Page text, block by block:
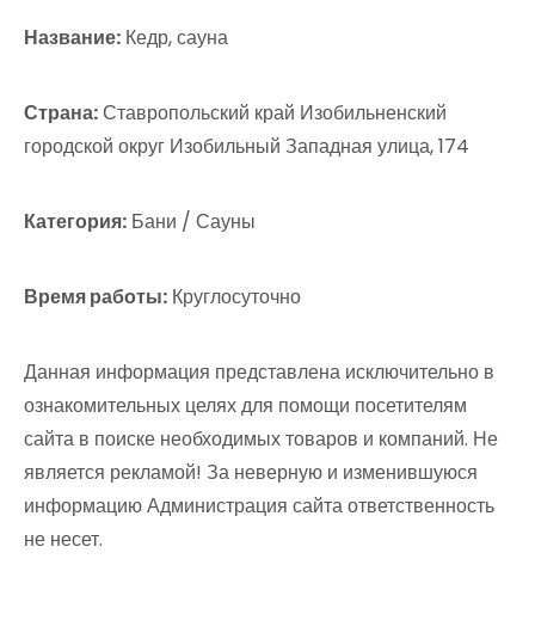
Название: Кедр, сауна
Страна:Ставропольский край Изобильненский
городской округ Изобильный Западная улица, 174
Категория: Бани / Сауны
Время работы: Круглосуточно
Данная информация представлена исключительно в
ознакомительных целях для помощи посетителям
сайта в поиске необходимых товаров и компаний. Не
является рекламой! За неверную и изменившуюся
информацию Администрация сайта ответственность
не несет.